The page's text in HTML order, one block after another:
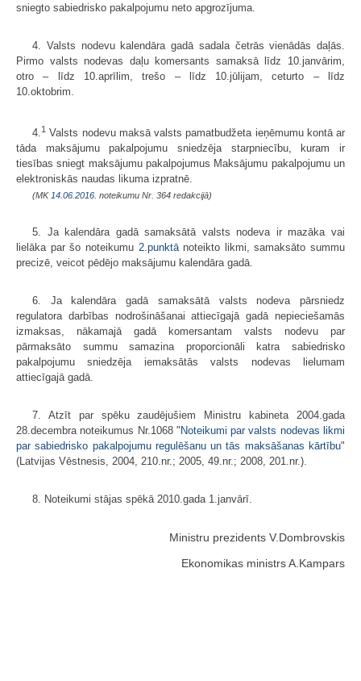
sniegto sabiedrisko pakalpojumu neto apgrozījuma.
4. Valsts nodevu kalendāra gadā sadala četrās vienādās daļās.
Pirmo valsts nodevas daļu komersants samaksā līdz 10.janvārim,
otro – līdz 10.aprīlim, trešo – līdz 10.jūlijam, ceturto – līdz
10.oktobrim.
4. 1 Valsts nodevu maksā valsts pamatbudžeta ieņēmumu kontā ar
tāda maksājumu pakalpojumu sniedzēja starpniecību, kuram ir
tiesības sniegt maksājumu pakalpojumus Maksājumu pakalpojumu un
elektroniskās naudas likuma izpratnē.
(MK 14.06.2016. noteikumu Nr. 364 redakcijā)
5. Ja kalendāra gadā samaksātā valsts nodeva ir mazāka vai
lielāka par šo noteikumu 2.punktānoteikto likmi, samaksāto summu
precizē, veicot pēdējo maksājumu kalendāra gadā.
6. Ja kalendāra gadā samaksātā valsts nodeva pārsniedz
regulatora darbības nodrošināšanai attiecīgajā gadā nepieciešamās
izmaksas, nākamajā gadā komersantam valsts nodevu par
pārmaksāto summu samazina proporcionāli katra sabiedrisko
pakalpojumu sniedzēja iemaksātās valsts nodevas lielumam
attiecīgajā gadā.
7. Atzīt par spēku zaudējušiem Ministru kabineta 2004.gada
28.decembra noteikumus Nr.1068 " Noteikumi par valsts nodevas likmi
par sabiedrisko pakalpojumu regulēšanu un tās maksāšanas kārtību"
(Latvijas Vēstnesis, 2004, 210.nr.; 2005, 49.nr.; 2008, 201.nr.).
8. Noteikumi stājas spēkā 2010.gada 1.janvārī.
Ministru prezidents V.Dombrovskis
Ekonomikas ministrs A.Kampars